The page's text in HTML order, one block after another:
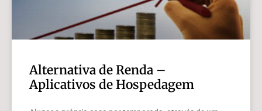
Alternativa de Renda –
Aplicativos de Hospedagem